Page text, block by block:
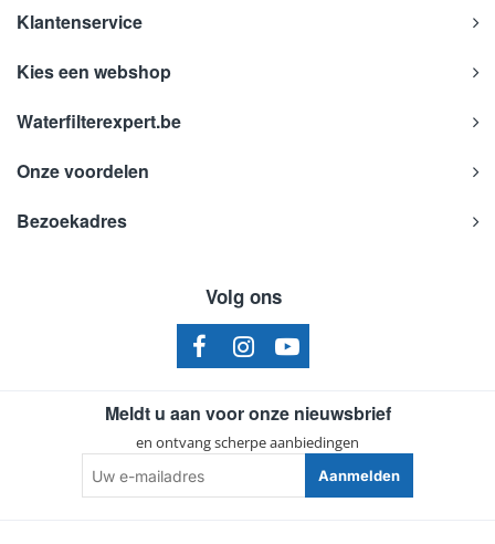
Klantenservice
Kies een webshop
Waterfilterexpert.be
Onze voordelen
Bezoekadres
Volg ons
Meldt u aan voor onze nieuwsbrief
en ontvang scherpe aanbiedingen
e-
mailadres
Aanmelden